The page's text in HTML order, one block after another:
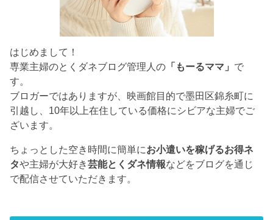
はじめまして！
専業主婦のとくダネブログ管理人の 「もーるママ」 で
す。
ブロガーではありますが、映画館目的で墨田区錦糸町に
引越し、10年以上在住している価格にシビアな主婦でご
ざいます。
ちょっとした空き時間に簡単にお小遣いを稼げるお得ネ
タや主婦が大好き芸能とくダネ情報などをブログを通じ
で配信させていただきます。